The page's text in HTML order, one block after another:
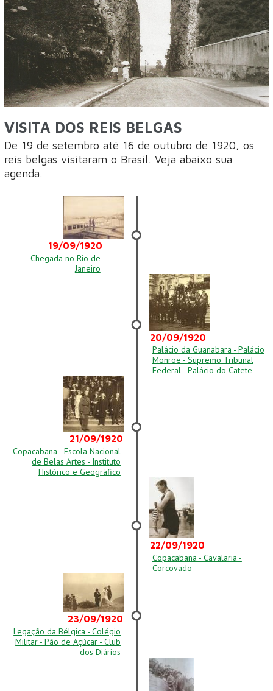
VISITA DOS REIS BELGAS
De 19 de setembro até 16 de outubro de 1920, os
reis belgas visitaram o Brasil. Veja abaixo sua
agenda.
19/09/1920
Chegada no Rio de
Janeiro
20/09/1920
Palácio da Guanabara - Palácio
Monroe - Supremo Tribunal
Federal - Palácio do Catete
21/09/1920
Copacabana - Escola Nacional
de Belas Artes - Instituto
Histórico e Geográfico
22/09/1920
Copacabana - Cavalaria -
Corcovado
23/09/1920
Legação da Bélgica - Colégio
Militar - Pão de Açúcar - Club
dos Diários